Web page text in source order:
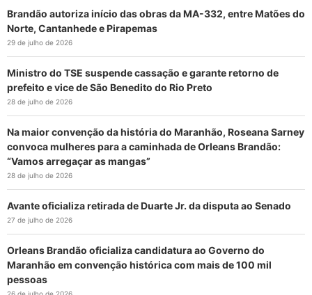
Brandão autoriza início das obras da MA-332, entre Matões do
Norte, Cantanhede e Pirapemas
29 de julho de 2026
Ministro do TSE suspende cassação e garante retorno de
prefeito e vice de São Benedito do Rio Preto
28 de julho de 2026
Na maior convenção da história do Maranhão, Roseana Sarney
convoca mulheres para a caminhada de Orleans Brandão:
“Vamos arregaçar as mangas”
28 de julho de 2026
Avante oficializa retirada de Duarte Jr. da disputa ao Senado
27 de julho de 2026
Orleans Brandão oficializa candidatura ao Governo do
Maranhão em convenção histórica com mais de 100 mil
pessoas